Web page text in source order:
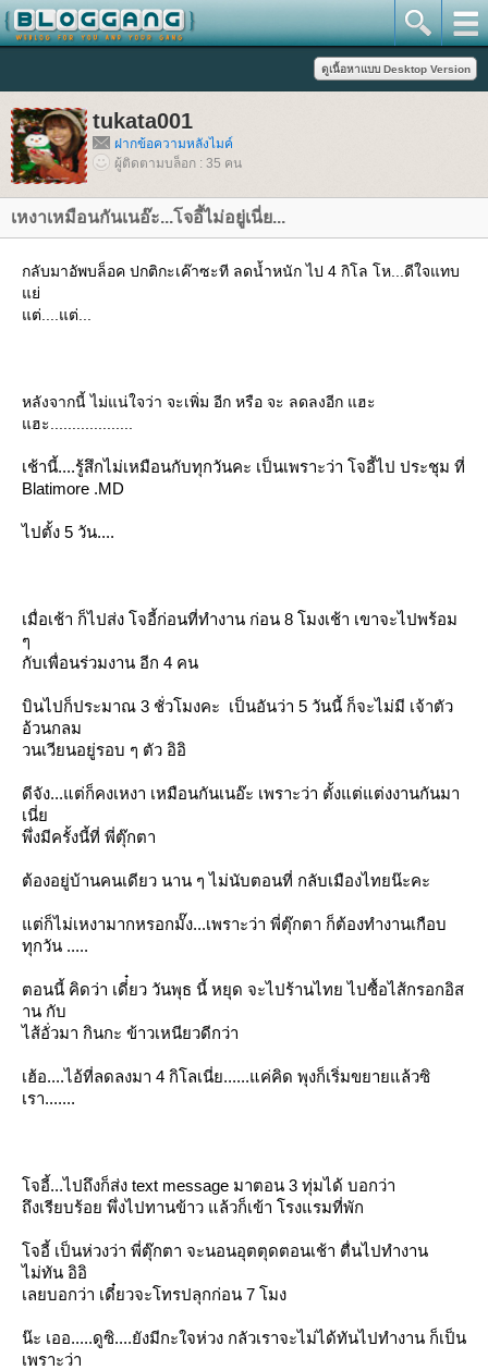
tukata001
ฝากข้อความหลังไมค์
ผู้ติดตามบล็อก : 35 คน
เหงาเหมือนกันเนอ๊ะ...โจอี้ไม่อยู่เนี่ย...
กลับมาอัพบล็อค ปกติกะเค๊าซะที ลดน้ำหนัก ไป 4 กิโล โห...ดีใจแทบ
่
ต่....แต่...
หลังจากนี้ ไม่แน่ใจว่า จะเพิ่ม อีก หรือ จะ ลดลงอีก แฮะ
ฮะ...................
เช้านี้....รู้สึกไม่เหมือนกับทุกวันคะ เป็นเพราะว่า โจอี้ไป ประชุม ที่
Blatimore .MD
ไปตั้ง 5 วัน....
เมื่อเช้า ก็ไปส่ง โจอี้ก่อนที่ทำงาน ก่อน 8 โมงเช้า เขาจะไปพร้อม
ๆ
กับเพื่อนร่วมงาน อีก 4 คน
บินไปก็ประมาณ 3 ชั่วโมงคะ เป็นอันว่า 5 วันนี้ ก็จะไม่มี เจ้าตัว
อ้วนกลม
วนเวียนอยู่รอบ ๆ ตัว อิอิ
ดีจัง...แต่ก็คงเหงา เหมือนกันเนอ๊ะ เพราะว่า ตั้งแต่แต่งงานกันมา
เนี่
พึ่งมีครั้งนี้ที่ พี่ตุ๊กตา
ต้องอยู่บ้านคนเดียว นาน ๆ ไม่นับตอนที่ กลับเมืองไทยน๊ะคะ
ต่ก็ไม่เหงามากหรอกมั๊ง...เพราะว่า พี่ตุ๊กตา ก็ต้องทำงานเกือบ
ทุกวัน .....
ตอนนี้ คิดว่า เดี่๋ยว วันพุธ นี้ หยุด จะไปร้านไทย ไปซื้อไส้กรอกอิส
าน กับ
ไส้อั่วมา กินกะ ข้าวเหนียวดีกว่า
เฮ้อ....ไอ้ที่ลดลงมา 4 กิโลเนี่ย......แค่คิด พุงก็เริ่มขยายแล้วซิ
เรา.......
จอี้...ไปถึงก็ส่ง text message มาตอน 3 ทุ่มได้ บอกว่า
ถึงเรียบร้อย พึ่งไปทานข้าว แล้วก็เข้า โรงแรมที่พัก
จอี้ เป็นห่วงว่า พี่ตุ๊กตา จะนอนอุตตุดตอนเช้า ตื่นไปทำงาน
ไม่ทัน อิอิ
เลยบอกว่า เดี๋ยวจะโทรปลุกก่อน 7 โมง
น๊ะ เออ.....ดูซิ....ยังมีกะใจห่วง กลัวเราจะไม่ได้ทันไปทำงาน ก็เป็น
เพราะว่า